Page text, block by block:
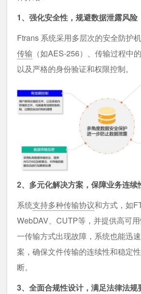
1、强化安全性，规避数据泄露风险
Ftrans 系统采用多层次的安全防护
传输 （如AES-256）、传输过程中
以及严格的身份验证和权限控制。
2、多元化解决方案，保障业务连续
系统支持多种传输协议和方式，如
WebDAV、CUTP等，并提供高可
一传输方式出现故障，系统也能迅
案，确保文件传输的连续性和稳定
断。
3、全面合规性设计，满足法律法规